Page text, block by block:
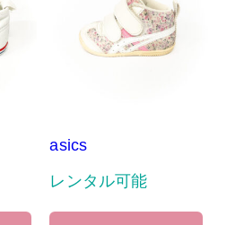
asics
レンタル可能